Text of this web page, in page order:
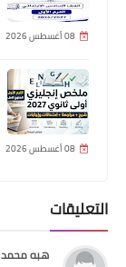
08 أغسطس 2026
08 أغسطس 2026
التعليقات
هبه محمد